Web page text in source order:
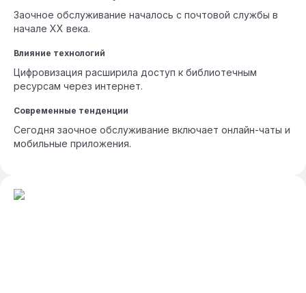
Заочное обслуживание началось с почтовой службы в
начале XX века.
Влияние технологий
Цифровизация расширила доступ к библиотечным
ресурсам через интернет.
Современные тенденции
Сегодня заочное обслуживание включает онлайн-чаты и
мобильные приложения.